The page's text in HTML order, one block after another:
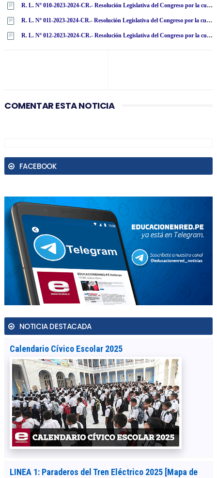
R. L. Nº 010-2023-2024-CR.- Resolución Legislativa del Congreso por la cual el Congreso de la República resuelve archivar la acusación constitucional contra el miembro de la Junta Nacional de Justicia Henry José Ávila Herrera por infracción de los artículos 156, inciso 3, y 139, inciso 3, de la Constitución Política
R. L. Nº 011-2023-2024-CR.- Resolución Legislativa del Congreso por la cual el Congreso de la República resuelve archivar la acusación constitucional contra el miembro de la Junta Nacional de Justicia Guillermo Santiago Thornberry Villarán por infracción de los artículos 156, inciso 3, y 139, inciso 3, de la Constitución Política
R. L. Nº 012-2023-2024-CR.- Resolución Legislativa del Congreso por la cual el Congreso de la República resuelve archivar la acusación constitucional contra la miembro de la Junta Nacional de Justicia María Amabilia Zavala Valladares por infracción de los artículos 156, inciso 3, y 139, inciso 3, de la Constitución Política
COMENTAR ESTA NOTICIA
FACEBOOK
NOTICIA DESTACADA
Calendario Cívico Escolar 2025
LINEA 1: Paraderos del Tren Eléctrico 2025 [Mapa de